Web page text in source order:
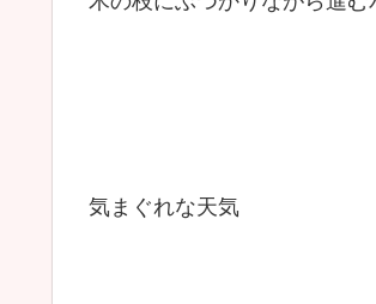
気まぐれな天気